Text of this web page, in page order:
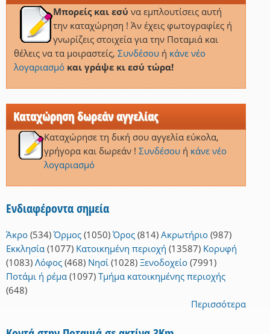
Μπορείς και εσύ να εμπλουτίσεις αυτή
την καταχώρηση ! Άν έχεις φωτογραφίες ή
γνωρίζεις στοιχεία για την Ποταμιά και
θέλεις να τα μοιραστείς, Συνδέσουή κάνε νέο
λογαριασμό και γράψε κι εσύ τώρα!
Καταχώρηση δωρεάν αγγελίας
Καταχώρησε τη δική σου αγγελία εύκολα,
γρήγορα και δωρεάν ! Συνδέσουή κάνε νέο
λογαριασμό
Ενδιαφέροντα σημεία
Άκρο (534) Όρμος (1050) Όρος (814) Ακρωτήριο (987)
Εκκλησία (1077) Κατοικημένη περιοχή (13587) Κορυφή
(1083) Λόφος (468) Νησί (1028) Ξενοδοχείο (7991)
Ποτάμι ή ρέμα (1097) Τμήμα κατοικημένης περιοχής
(648)
Περισσότερα